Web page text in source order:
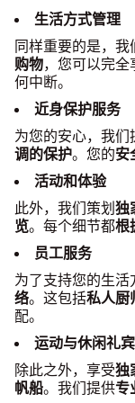
生活方式管理
同样重要的是，我
购物，您可以完全
何中断。
近身保护服务
为您的安心，我们
调的保护。您的安
活动和体验
此外，我们策划 独
览。每个细节都根
员工服务
为了支持您的生
络。这包括私人厨
配。
运动与休闲礼
除此之外，享受独
帆船。我们提供专